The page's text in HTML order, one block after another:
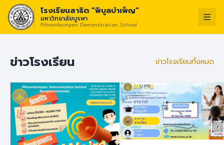
โรงเรียนสาธิต “พิบูลบำเพ็ญ”
มหาวิทยาลัยบูรพา
Piboonbumpen Demonstration School
ข่าวโรงเรียน ข่าวโรงเรียนทั้งหมด